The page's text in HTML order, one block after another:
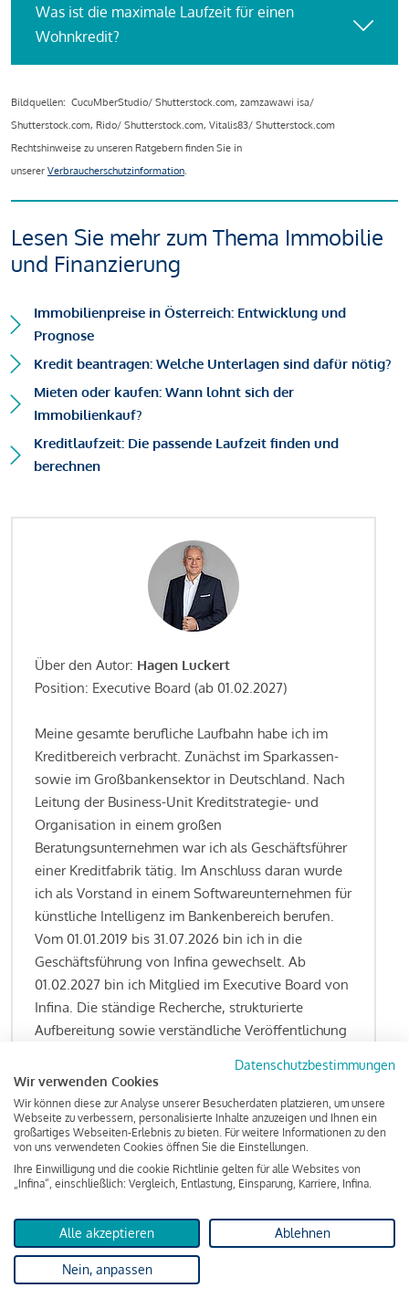
Was ist die maximale Laufzeit für einen
Wohnkredit?
Bildquellen: CucuMberStudio/ Shutterstock.com, zamzawawi isa/
Shutterstock.com, Rido/ Shutterstock.com, Vitalis83/ Shutterstock.com
Rechtshinweise zu unseren Ratgebern finden Sie in
unserer Verbraucherschutzinformation.
Lesen Sie mehr zum Thema Immobilie
und Finanzierung
Immobilienpreise in Österreich: Entwicklung und
Prognose
Kredit beantragen: Welche Unterlagen sind dafür nötig?
Mieten oder kaufen: Wann lohnt sich der
Immobilienkauf?
Kreditlaufzeit: Die passende Laufzeit finden und
berechnen
Über den Autor: Hagen Luckert
Position: Executive Board (ab 01.02.2027)
Meine gesamte berufliche Laufbahn habe ich im
Kreditbereich verbracht. Zunächst im Sparkassen-
sowie im Großbankensektor in Deutschland. Nach
Leitung der Business-Unit Kreditstrategie- und
Organisation in einem großen
Beratungsunternehmen war ich als Geschäftsführer
einer Kreditfabrik tätig. Im Anschluss daran wurde
ich als Vorstand in einem Softwareunternehmen für
künstliche Intelligenz im Bankenbereich berufen.
Vom 01.01.2019 bis 31.07.2026 bin ich in die
Geschäftsführung von Infina gewechselt. Ab
01.02.2027 bin ich Mitglied im Executive Board von
Infina. Die ständige Recherche, strukturierte
Aufbereitung sowie verständliche Veröffentlichung
Kreditgeschäft gehören zu den wesentlichen
Schwerpunktsetzungen meiner Funktion.
Lesen Sie meine Finanzierungs-Tipps
KreditindexDas Wohnkredit Barometer
Datenschutzbestimmungen
Wir verwenden Cookies
Wir können diese zur Analyse unserer Besucherdaten platzieren, um unsere
Webseite zu verbessern, personalisierte Inhalte anzuzeigen und Ihnen ein
großartiges Webseiten-Erlebnis zu bieten. Für weitere Informationen zu den
von uns verwendeten Cookies öffnen Sie die Einstellungen.
Ihre Einwilligung und die cookie Richtlinie gelten für alle Websites von
„Infina“, einschließlich: Vergleich, Entlastung, Einsparung, Karriere, Infina.
Alle akzeptieren Ablehnen
Nein, anpassen